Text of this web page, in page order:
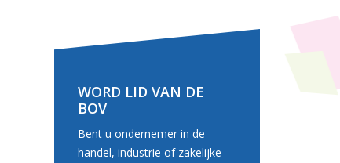
WORD LID VAN DE
BOV
Bent u ondernemer in de
handel, industrie of zakelijke